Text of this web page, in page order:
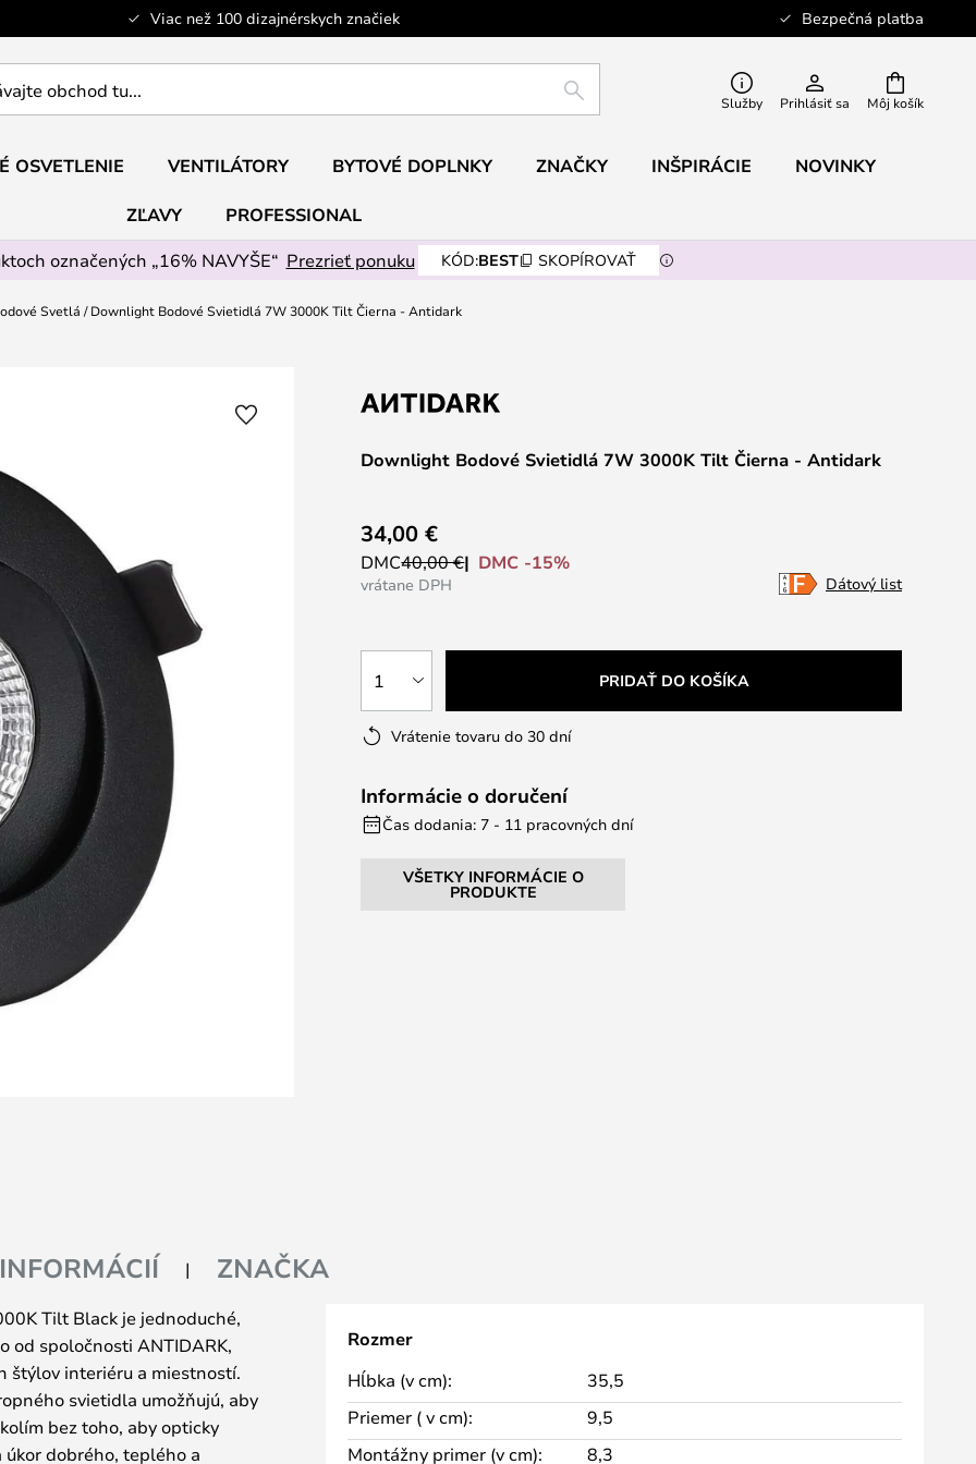
Viac než 100 dizajnérskych značiek Bezpečná platba
Môj košík
HĽADAŤ Služby Prihlásiť sa
OSVETLENIE VENTILÁTORY BYTOVÉ DOPLNKY ZNAČKY INŠPIRÁCIE NOVINKY
ZĽAVY
PROFESSIONAL
označených „16% NAVYŠE“ Prezrieť ponuku KÓD:BEST SKOPÍROVAŤ
Svetlá Downlight Bodové Svietidlá 7W 3000K Tilt Čierna - Antidark
Downlight Bodové Svietidlá 7W 3000K Tilt Čierna - Antidark
34,00 €
DMC40,00 € DMC -15%
vrátane DPH Dátový list
1 PRIDAŤ DO KOŠÍKA
Vrátenie tovaru do 30 dní
Informácie o doručení
Čas dodania: 7 - 11 pracovných dní
VŠETKY INFORMÁCIE O
PRODUKTE
ZNAČKA
Tilt Black je jednoduché,
od spoločnosti ANTIDARK,
štýlov interiéru a miestností.
svietidla umožňujú, aby
bez toho, aby opticky
dobrého, teplého a
Rozmer
Hĺbka (v cm):
35,5
Priemer ( v cm):
9,5
Montážny primer (v cm):
8,3